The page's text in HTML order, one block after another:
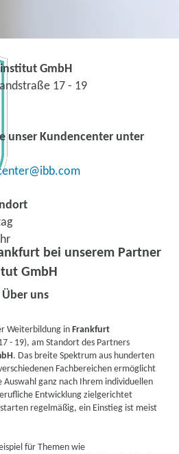
bei unserem Partner
GmbH
GmbH
17 - 19
unser Kundencenter unter
Über uns
Weiterbildung inFrankfurt
- 19), am Standort des Partners
. Das breite Spektrum aus hunderten
Fachbereichen ermöglicht
Auswahl ganz nach Ihrem individuellen
Entwicklung zielgerichtet
regelmäßig, ein Einstieg ist meist
für Themen wie